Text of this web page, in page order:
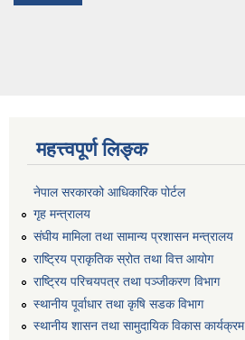
महत्त्वपूर्ण लिङ्क
नेपाल सरकारको आधिकारिक पोर्टल
गृह मन्त्रालय
संघीय मामिला तथा सामान्य प्रशासन मन्त्रालय
राष्ट्रिय प्राकृतिक स्रोत तथा वित्त आयोग
राष्ट्रिय परिचयपत्र तथा पञ्जीकरण विभाग
स्थानीय पूर्वाधार तथा कृषि सडक विभाग
स्थानीय शासन तथा सामुदायिक विकास कार्यक्रम